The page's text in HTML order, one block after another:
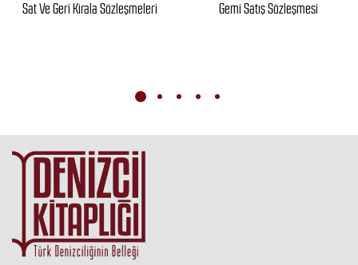
Sat Ve Geri Kirala Sözleşmeleri Gemi Satış Sözleşmesi